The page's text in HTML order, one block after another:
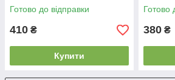
Готово до відправки
410 ₴
Купити
Готово
380 ₴